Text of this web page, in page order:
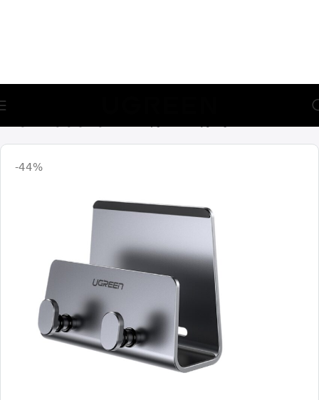
-44%